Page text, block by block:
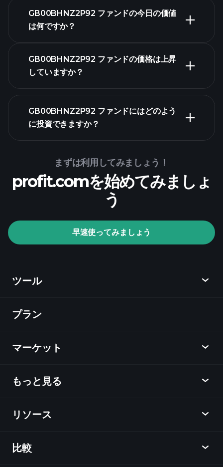
GB00BHNZ2P92 ファンドの今日の価値
は何ですか？
GB00BHNZ2P92 ファンドの価格は上昇
していますか？
GB00BHNZ2P92 ファンドにはどのよう
に投資できますか？
すめのブローカー
まずは利用してみましょう！
profit.comを始めてみましょ
う
早速使ってみましょう
ツール
ディスカバー
チャート
ニュース
ラーニングハブ
メッセンジャー
プラン
マーケット
概要
外国為替
指数
もっと見る
アフィリエイトプログラム
企業情報
リソース
ヘルプセンター
比較